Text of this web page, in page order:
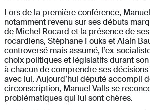
Lors de la première conférence,
notamment revenu sur ses débuts
de Michel Rocard et la présence de
rocardiens, Stéphane Fouks et Alain
controversé mais assumé, l’ex-
choix politiques et législatifs durant
à chacun de comprendre ses
avec lui. Aujourd’hui député accompli
circonscription, Manuel Valls se
problématiques qui lui sont chères.